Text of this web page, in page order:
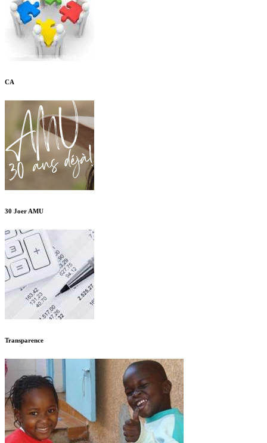
CA
30 Joer AMU
Transparence